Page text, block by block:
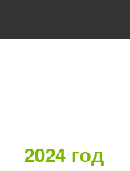
2024 год